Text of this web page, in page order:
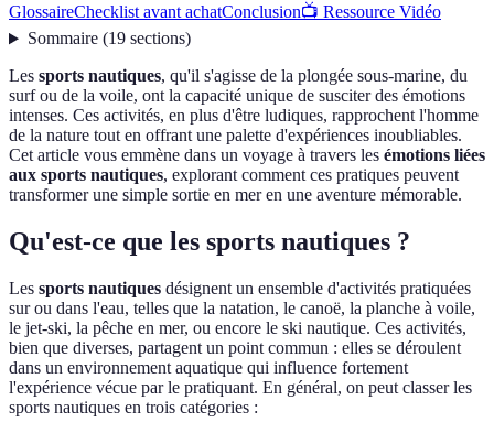
GlossaireChecklist avant achatConclusion📺 Ressource Vidéo
Sommaire(19 sections)
Les sports nautiques, qu'il s'agisse de la plongée sous-marine, du
surf ou de la voile, ont la capacité unique de susciter des émotions
intenses. Ces activités, en plus d'être ludiques, rapprochent l'homme
de la nature tout en offrant une palette d'expériences inoubliables.
Cet article vous emmène dans un voyage à travers les émotions liées
aux sports nautiques, explorant comment ces pratiques peuvent
transformer une simple sortie en mer en une aventure mémorable.
Qu'est-ce que les sports nautiques ?
Les sports nautiques désignent un ensemble d'activités pratiquées
sur ou dans l'eau, telles que la natation, le canoë, la planche à voile,
le jet-ski, la pêche en mer, ou encore le ski nautique. Ces activités,
bien que diverses, partagent un point commun : elles se déroulent
dans un environnement aquatique qui influence fortement
l'expérience vécue par le pratiquant. En général, on peut classer les
sports nautiques en trois catégories :